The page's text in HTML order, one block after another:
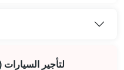
مطار اسطنبول (IST) لتأجير السيارات